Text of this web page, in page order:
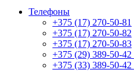
Телефоны
+375 (17) 270-50-81
+375 (17) 270-50-82
+375 (17) 270-50-83
+375 (29) 389-50-
+375 (33) 389-50-